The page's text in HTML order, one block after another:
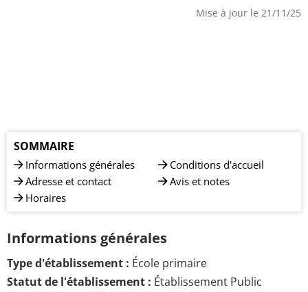
Mise à jour le 21/11/25
SOMMAIRE
Informations générales
Adresse et contact
Horaires
Conditions d'accueil
Avis et notes
Informations générales
Type d'établissement : École primaire
Statut de l'établissement : Établissement Public